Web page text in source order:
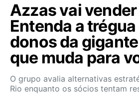
Azzas vai vender
Entenda a
donos da
que muda para
O grupo avalia alternativas
Rio enquanto os sócios tentam